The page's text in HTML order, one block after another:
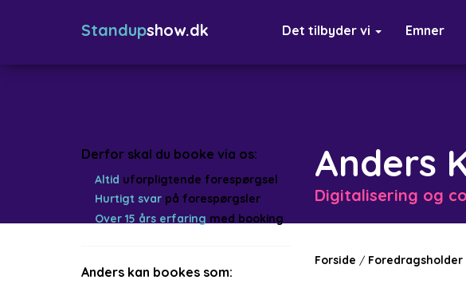
Standupshow.dk Det tilbyder vi Emner
Anders
Digitalisering og
Forside / Foredragsholder
Derfor skal du booke via os:
Altid uforpligtende forespørgsel
Hurtigt svar på forespørgsler
Over 15 års erfaring med booking
Anders kan bookes som: